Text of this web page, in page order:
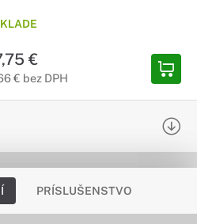
€
€ bez DPH
PRÍSLUŠENSTVO